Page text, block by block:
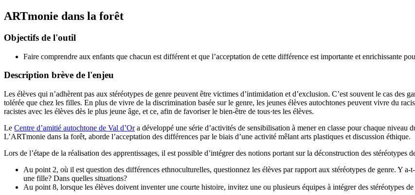
ARTmonie dans la forêt
Objectifs de l'outil
Faire comprendre aux enfants que chacun est différent et que l’acceptation de cette différence est importante et enrichissante
Description brève de l'enjeu
Les élèves qui n’adhèrent pas aux stéréotypes de genre peuvent être victimes d’intimidation et d’exclusion. C’est souvent le cas des
tolérée que chez les filles. En plus de vivre de la discrimination basée sur le genre, les jeunes élèves autochtones peuvent vivre du
racistes avec les élèves dès le plus jeune âge, et ce, afin de favoriser le bien-être de tous·tes les élèves.
Le Centre d’amitié autochtone de Val d’Ora développé une série d’activités de sensibilisation à mener en classe pour chaque niveau
L’ARTmonie dans la forêt, aborde l’acceptation des différences par le biais d’une activité mêlant arts plastiques et discussion éthique.
Lors de l’étape de la réalisation des apprentissages, il est possible d’intégrer des notions portant sur la déconstruction des stéréotypes
Au point 2, où il est question des différences ethnoculturelles, questionnez les élèves par rapport aux stéréotypes de genre. Y
une fille? Dans quelles situations?
Au point 8, lorsque les élèves doivent inventer une courte histoire, invitez une ou plusieurs équipes à intégrer des stéréotypes